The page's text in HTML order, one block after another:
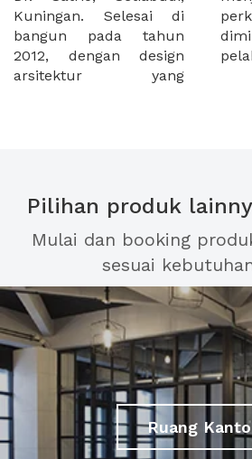
Kuningan. Selesai di
bangun pada tahun
2012, dengan design
arsitektur yang
perkantoran yang paling
diminati oleh para
Pilihan produk
Mulai dan booking
sesuai
Ruang